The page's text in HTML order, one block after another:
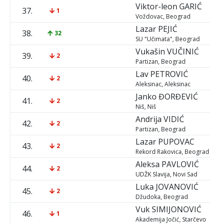
37. 1 Viktor-leon GARIĆ
Voždovac, Beograd
38. 32 Lazar PEJIĆ
SU "Učimata", Beograd
39. 2 Vukašin VUČINIĆ
Partizan, Beograd
40. 2 Lav PETROVIĆ
Aleksinac, Aleksinac
41. 2 Janko ĐORĐEVIĆ
Niš, Niš
42. 2 Andrija VIDIĆ
Partizan, Beograd
43. 2 Lazar PUPOVAC
Rekord Rakovica, Beograd
44. 2 Aleksa PAVLOVIĆ
UDŽK Slavija, Novi Sad
45. 2 Luka JOVANOVIĆ
Džudoka, Beograd
46. 1 VukSIMIJONOVIĆ
Akademija Jočić, Starčevo